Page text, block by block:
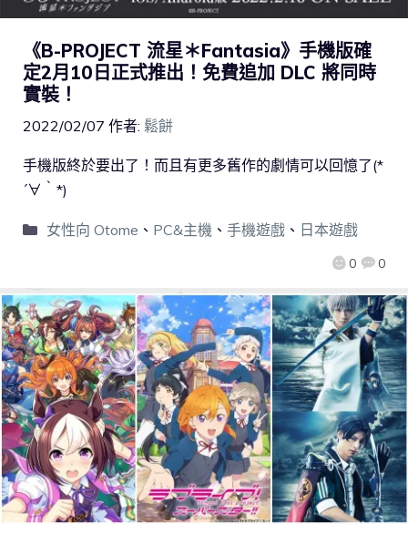
《B-PROJECT 流星＊Fantasia》手機版確
定2月10日正式推出！免費追加 DLC 將同時
實裝！
2022/02/07 作者: 鬆餅
0 0
手機版終於要出了！而且有更多舊作的劇情可以回憶了(*
´∀｀*)
女性向 Otome 、 PC&主機、 手機遊戲、 日本遊戲